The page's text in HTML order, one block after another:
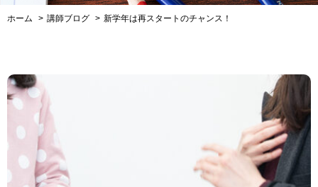
ホーム 講師ブログ 新学年は再スタートのチャンス！